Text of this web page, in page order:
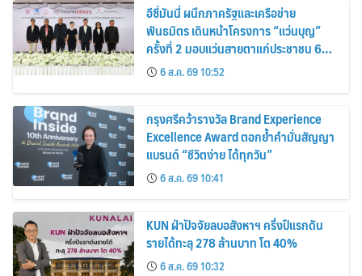
อีซี่มันนี่ ผนึกภาครัฐและเครือข่าย
พันธมิตร เดินหน้าโครงการ “แว่นบุญ”
ครั้งที่ 2 มอบแว่นสายตาแก่ประชาชน 600
คน ขยายโอกาสการมองเห็นสู่ชุมชนไทย
6 ส.ค. 69 10:52
กรุงศรีคว้ารางวัล Brand Experience
Excellence Award ตอกย้ำคำมั่นสัญญา
แบรนด์ “ชีวิตง่าย ได้ทุกวัน”
6 ส.ค. 69 10:41
KUN ฝ่าปัจจัยลบอสังหาฯ ครึ่งปีแรกดัน
รายได้ทะลุ 278 ล้านบาท โต 40%
6 ส.ค. 69 10:32